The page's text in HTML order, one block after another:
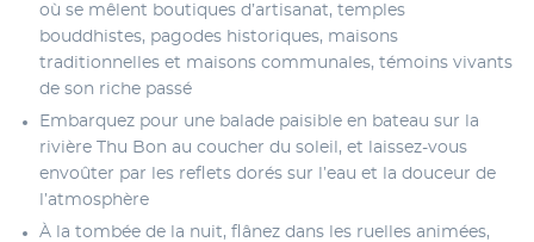
où se mêlent boutiques d’artisanat, temples
bouddhistes, pagodes historiques, maisons
traditionnelles et maisons communales, témoins vivants
de son riche passé
Embarquez pour une balade paisible en bateau sur la
rivière Thu Bon au coucher du soleil, et laissez-vous
envoûter par les reflets dorés sur l’eau et la douceur de
l’atmosphère
À la tombée de la nuit, flânez dans les ruelles animées,